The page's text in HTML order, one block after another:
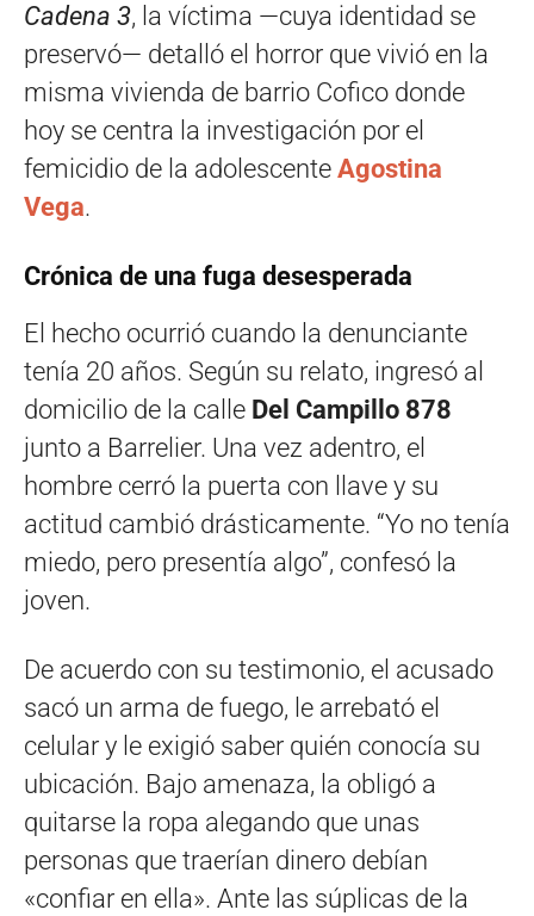
Cadena 3, la víctima —cuya identidad se
preservó— detalló el horror que vivió en la
misma vivienda de barrio Cofico donde
hoy se centra la investigación por el
femicidio de la adolescente Agostina
Vega.
Crónica de una fuga desesperada
El hecho ocurrió cuando la denunciante
tenía 20 años. Según su relato, ingresó al
domicilio de la calle Del Campillo 878
junto a Barrelier. Una vez adentro, el
hombre cerró la puerta con llave y su
actitud cambió drásticamente. “Yo no tenía
miedo, pero presentía algo”, confesó la
joven.
De acuerdo con su testimonio, el acusado
sacó un arma de fuego, le arrebató el
celular y le exigió saber quién conocía su
ubicación. Bajo amenaza, la obligó a
quitarse la ropa alegando que unas
personas que traerían dinero debían
«confiar en ella». Ante las súplicas de la